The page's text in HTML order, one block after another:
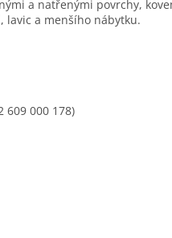
a natřenými povrchy,
lavic a menšího nábytku.
609 000 178)